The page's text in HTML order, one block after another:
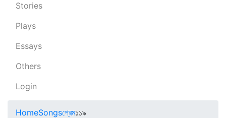
Stories
Plays
Essays
Others
Login
HomeSongsপ্রেম১১৯